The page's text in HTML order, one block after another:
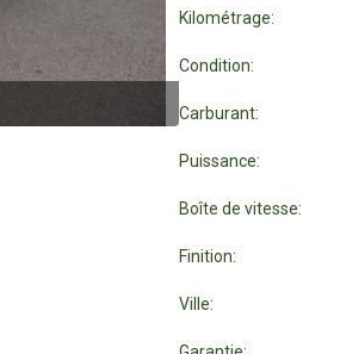
Kilométrage:
Condition:
Carburant:
Puissance:
Boîte de vitesse:
Finition:
Ville: